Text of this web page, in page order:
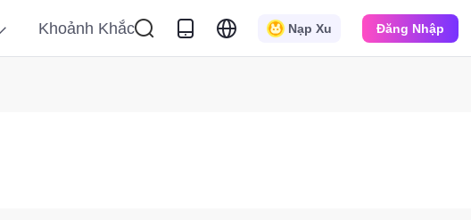
Khoảnh Khắc Nạp Xu Đăng Nhập